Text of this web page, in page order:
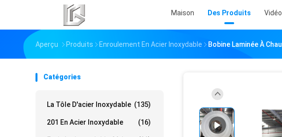
Maison Des Produits
Aperçu Produits Enroulement En Acier Inoxydable Bobine Laminée À
Catégories
La Tôle D'acier Inoxydable (135)
201 En Acier Inoxydable (16)